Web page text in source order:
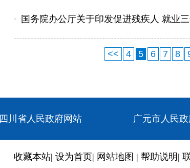
国务院办公厅关于印发促进残疾人 就业
<< 4 5 6 7 8
四川省人民政府网站 广元市人民
收藏本站| 设为首页| 网站地图 | 帮助说明 |